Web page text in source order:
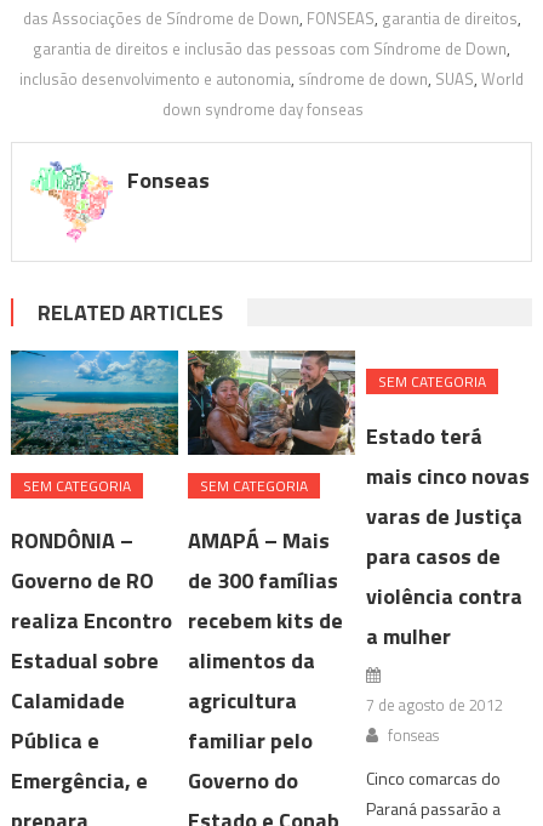
das Associações de Síndrome de Down, FONSEAS, garantia de direitos,
garantia de direitos e inclusão das pessoas com Síndrome de Down,
inclusão desenvolvimento e autonomia, síndrome de down, SUAS, World
down syndrome day fonseas
Fonseas
RELATED ARTICLES
SEM CATEGORIA
RONDÔNIA –
Governo de RO
realiza Encontro
Estadual sobre
Calamidade
Pública e
Emergência, e
SEM CATEGORIA
AMAPÁ – Mais
de 300 famílias
recebem kits de
alimentos da
agricultura
familiar pelo
Governo do
SEM CATEGORIA
Estado terá
mais cinco novas
varas de Justiça
para casos de
violência contra
a mulher
7 de agosto de 2012
fonseas
Cinco comarcas do
Paraná passarão a